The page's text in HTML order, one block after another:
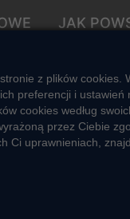
JAK
Mapa sieci
KIERUNKI
z plików cookies.
preferencji i
cookies według
przez Ciebie
Ci uprawnieniach,